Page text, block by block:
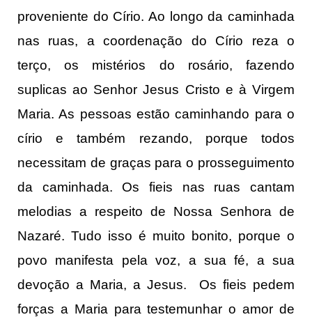
proveniente do Círio. Ao longo da caminhada
nas ruas, a coordenação do Círio reza o
terço, os mistérios do rosário, fazendo
suplicas ao Senhor Jesus Cristo e à Virgem
Maria. As pessoas estão caminhando para o
círio e também rezando, porque todos
necessitam de graças para o prosseguimento
da caminhada. Os fieis nas ruas cantam
melodias a respeito de Nossa Senhora de
Nazaré. Tudo isso é muito bonito, porque o
povo manifesta pela voz, a sua fé, a sua
devoção a Maria, a Jesus. Os fieis pedem
forças a Maria para testemunhar o amor de